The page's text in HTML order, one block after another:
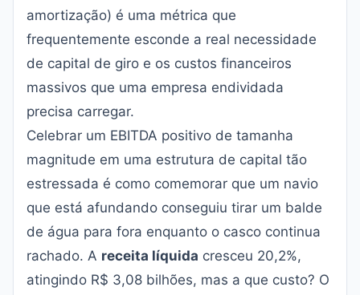
amortização) é uma métrica que
frequentemente esconde a real necessidade
de capital de giro e os custos financeiros
massivos que uma empresa endividada
precisa carregar.
Celebrar um EBITDA positivo de tamanha
magnitude em uma estrutura de capital tão
estressada é como comemorar que um navio
que está afundando conseguiu tirar um balde
de água para fora enquanto o casco continua
rachado. A receita líquida cresceu 20,2%,
atingindo R$ 3,08 bilhões, mas a que custo? O